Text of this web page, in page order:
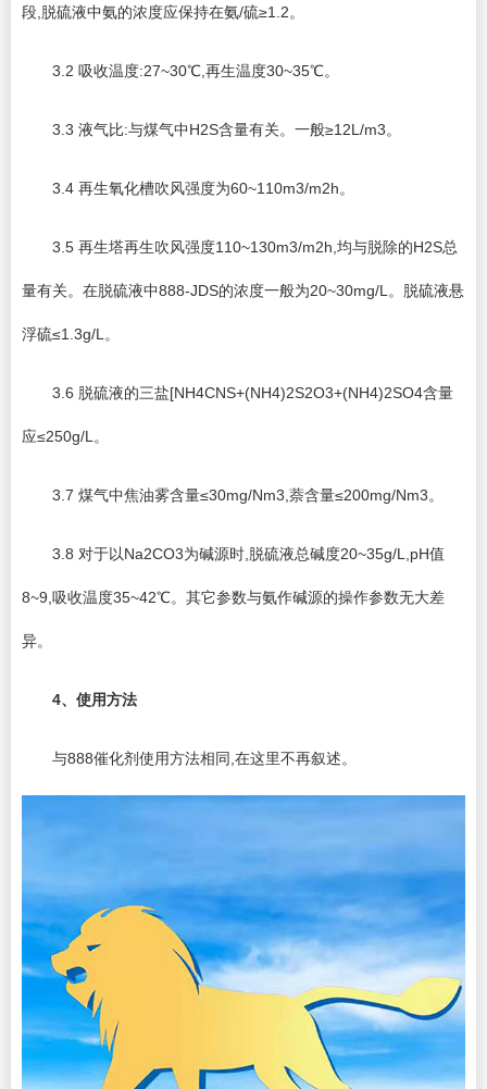
段,脱硫液中氨的浓度应保持在氨/硫≥1.2。
3.2 吸收温度:27~30℃,再生温度30~35℃。
3.3 液气比:与煤气中H2S含量有关。一般≥12L/m3。
3.4 再生氧化槽吹风强度为60~110m3/m2h。
3.5 再生塔再生吹风强度110~130m3/m2h,均与脱除的H2S总
量有关。在脱硫液中888-JDS的浓度一般为20~30mg/L。脱硫液悬
浮硫≤1.3g/L。
3.6 脱硫液的三盐[NH4CNS+(NH4)2S2O3+(NH4)2SO4含量
应≤250g/L。
3.7 煤气中焦油雾含量≤30mg/Nm3,萘含量≤200mg/Nm3。
3.8 对于以Na2CO3为碱源时,脱硫液总碱度20~35g/L,pH值
8~9,吸收温度35~42℃。其它参数与氨作碱源的操作参数无大差
异。
4、使用方法
与888催化剂使用方法相同,在这里不再叙述。